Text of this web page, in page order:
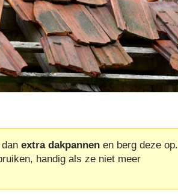
extra dakpannen en berg deze op.
handig als ze niet meer